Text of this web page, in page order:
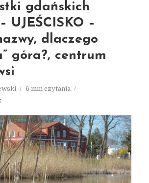
gdańskich
UJEŚCISKO –
dlaczego
góra?, centrum
6 min czytania